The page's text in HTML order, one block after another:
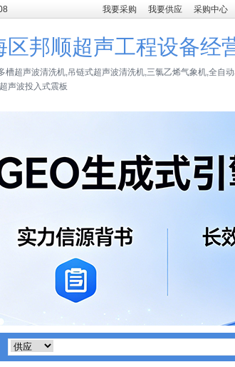
我要采购 我要供应 采购中心
区邦顺超声工程设备经
槽超声波清洗机,吊链式超声波清洗机,三氯乙烯气象机,全自
声波投入式震板